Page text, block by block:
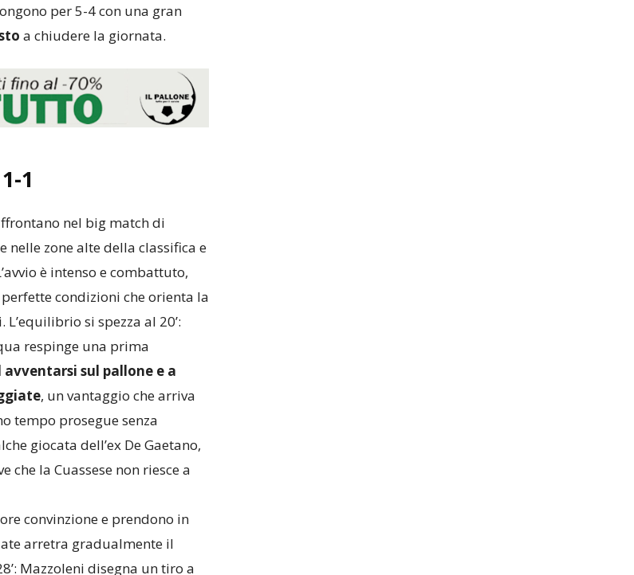
per 5-4 con una gran
a chiudere la giornata.
1-1
nel big match di
zone alte della classifica e
è intenso e combattuto,
condizioni che orienta la
si spezza al 20’:
respinge una prima
sul pallone e a
, un vantaggio che arriva
tempo prosegue senza
giocata dell’ex De Gaetano,
la Cuassese non riesce a
convinzione e prendono in
arretra gradualmente il
Mazzoleni disegna un tiro a